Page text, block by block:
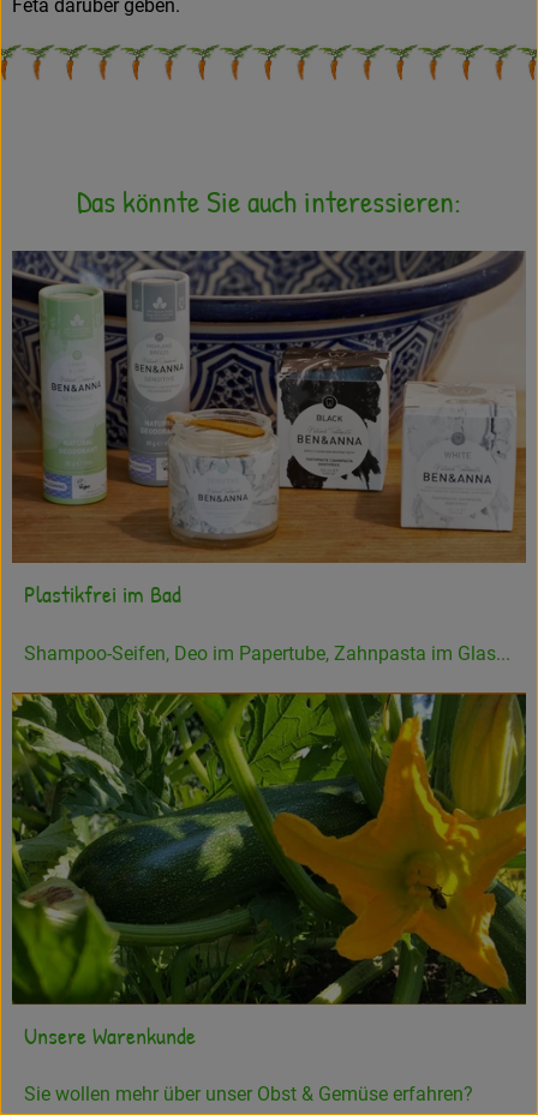
Feta darüber geben.
Das könnte Sie auch interessieren:
Plastikfrei im Bad
Shampoo-Seifen, Deo im Papertube, Zahnpasta im Glas...
Unsere Warenkunde
Sie wollen mehr über unser Obst & Gemüse erfahren?